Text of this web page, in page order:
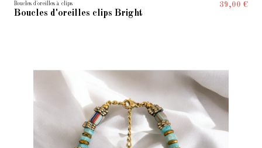
Boucles d'oreilles à clips
Boucles d'oreilles clips Bright
39,00 €